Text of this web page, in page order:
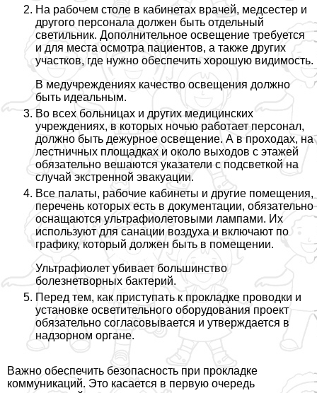
На рабочем столе в кабинетах врачей, медсестер и
другого персонала должен быть отдельный
светильник. Дополнительное освещение требуется
и для места осмотра пациентов, а также других
участков, где нужно обеспечить хорошую видимость.
В медучреждениях качество освещения должно
быть идеальным.
Во всех больницах и других медицинских
учреждениях, в которых ночью работает персонал,
должно быть дежурное освещение. А в проходах, на
лестничных площадках и около выходов с этажей
обязательно вешаются указатели с подсветкой на
случай экстренной эвакуации.
Все палаты, рабочие кабинеты и другие помещения,
перечень которых есть в документации, обязательно
оснащаются ультрафиолетовыми лампами. Их
используют для санации воздуха и включают по
графику, который должен быть в помещении.
Ультрафиолет убивает большинство
болезнетворных бактерий.
Перед тем, как приступать к прокладке проводки и
установке осветительного оборудования проект
обязательно согласовывается и утверждается в
надзорном органе.
Важно обеспечить безопасность при прокладке
коммуникаций. Это касается в первую очередь